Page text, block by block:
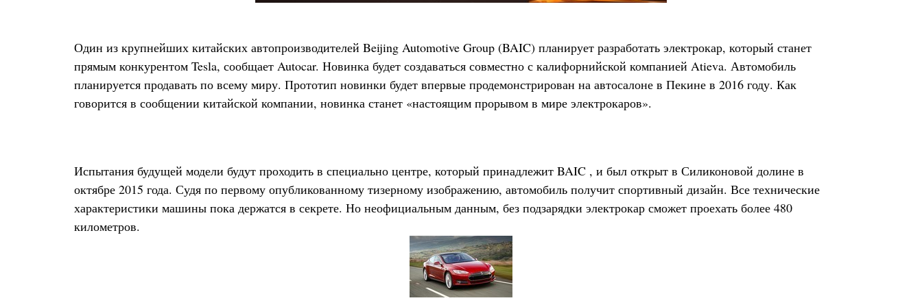
Один из крупнейших китайских автопроизводителей Beijing Automotive Group (BAIC) планирует разработать электрокар, который станет
прямым конкурентом Tesla, сообщает Autocar. Новинка будет создаваться совместно с калифорнийской компанией Atieva. Автомобиль
планируется продавать по всему миру. Прототип новинки будет впервые продемонстрирован на автосалоне в Пекине в 2016 году. Как
говорится в сообщении китайской компании, новинка станет «настоящим прорывом в мире электрокаров».
Испытания будущей модели будут проходить в специально центре, который принадлежит BAIC , и был открыт в Силиконовой долине в
октябре 2015 года. Судя по первому опубликованному тизерному изображению, автомобиль получит спортивный дизайн. Все технические
характеристики машины пока держатся в секрете. Но неофициальным данным, без подзарядки электрокар сможет проехать более 480
километров.